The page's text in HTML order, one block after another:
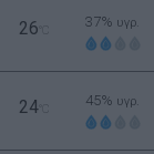
26 37% υγρ.
24°C
45% υγρ.